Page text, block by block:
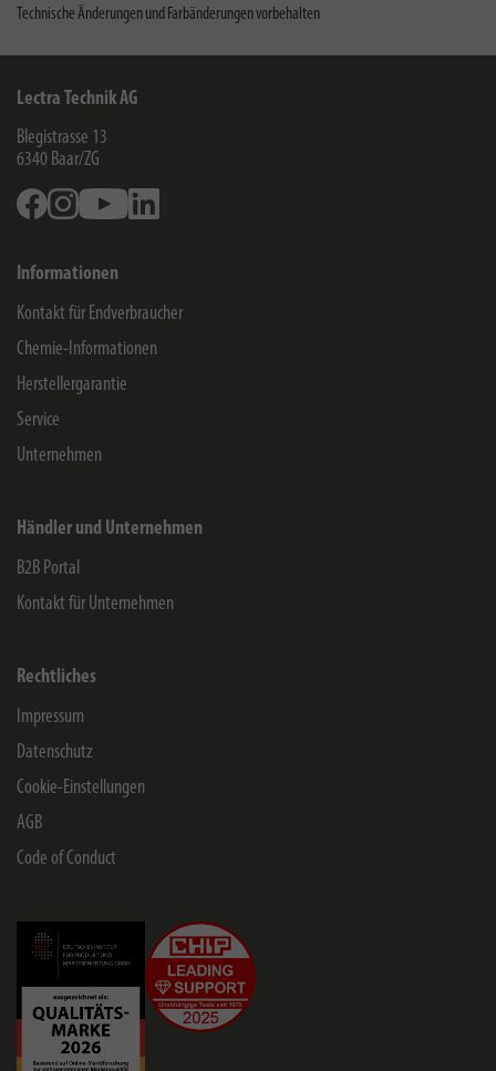
Technische Änderungen und Farbänderungen vorbehalten
Lectra Technik AG
Blegistrasse 13
6340 Baar/ZG
FacebookInstagramYoutube
Informationen
Kontakt für Endverbraucher
Chemie-Informationen
Herstellergarantie
Service
Unternehmen
Händler und Unternehmen
B2B Portal
Kontakt für Unternehmen
Rechtliches
Impressum
Datenschutz
Cookie-Einstellungen
AGB
Code of Conduct